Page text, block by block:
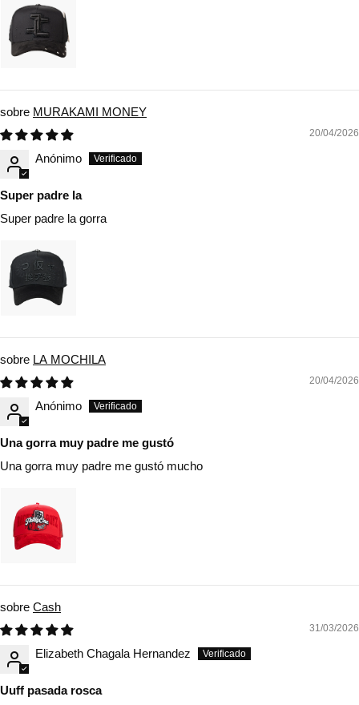
MURAKAMI MONEY
20/04/2026
Anónimo
Super padre la
Super padre la gorra
LA MOCHILA
20/04/2026
Anónimo
Una gorra muy padre me gustó
Una gorra muy padre me gustó mucho
Cash
31/03/2026
Elizabeth Chagala Hernandez
Uuff pasada rosca